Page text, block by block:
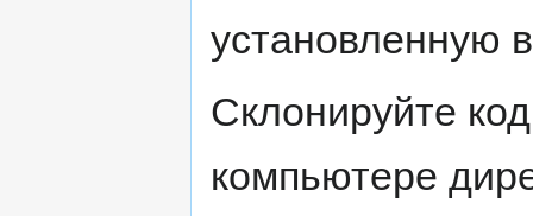
установленную
Склонируйте
компьютере